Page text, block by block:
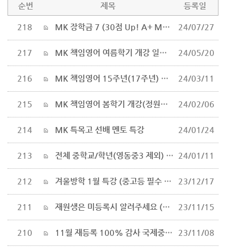
순번 제목 등록일
218 MK 장학금 7 (30점 Up! A+ MK 책임영어 Diamond in the Rough) 24/07/27
217 MK 책임영어 여름학기 개강 일정(정원미달반 소수 모집) 24/05/20
216 MK 책임영어 15주년(17주년) 재원, 이전 재원, 멘토 장학금 지급 24/03/11
215 MK 책임영어 봄학기 개강(정원미달반 소수 모집) 24/02/06
214 MK 특목고 선배 멘토 특강 24/01/24
213 전체 중학교/학년(영동중3 제외) 2학기 기말 지필 90점 이상 & 상승 24/01/11
212 겨울방학 1월 특강 (중고등 필수 문법 + 국제중 외고 필독서) 23/12/17
211 재원생은 미등록시 알려주세요 (겨울학기 개강 12월) 23/11/15
210 11월 재등록 100% 감사 국제중 추천도서 수업(방학 중) 23/11/08